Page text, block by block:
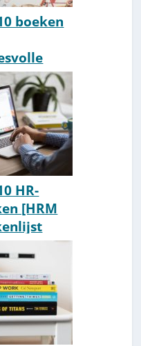
boeken
Update]
HR-
[HRM